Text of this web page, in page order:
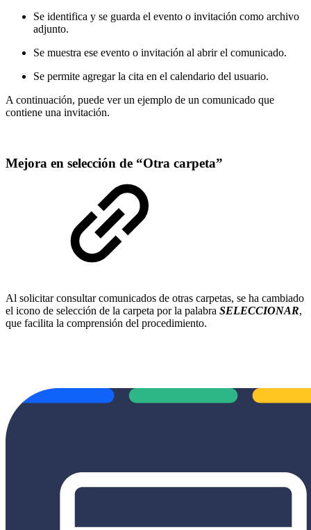
Se identifica y se guarda el evento o invitación como archivo
adjunto.
Se muestra ese evento o invitación al abrir el comunicado.
Se permite agregar la cita en el calendario del usuario.
A continuación, puede ver un ejemplo de un comunicado que
contiene una invitación.
Mejora en selección de “Otra carpeta”
Al solicitar consultar comunicados de otras carpetas, se ha cambiado
el icono de selección de la carpeta por la palabra SELECCIONAR,
que facilita la comprensión del procedimiento.